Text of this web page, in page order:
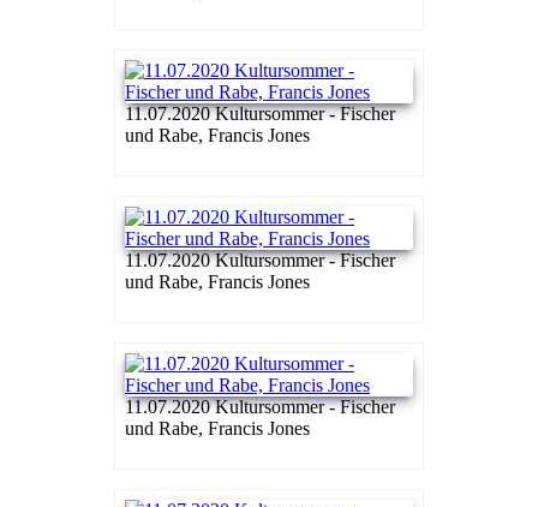
11.07.2020 Kultursommer - Fischer
und Rabe, Francis Jones
11.07.2020 Kultursommer - Fischer
und Rabe, Francis Jones
11.07.2020 Kultursommer - Fischer
und Rabe, Francis Jones